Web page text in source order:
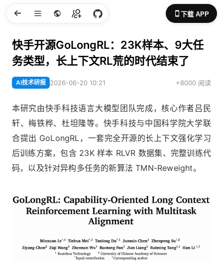
下载 APP
快手开源GoLongRL：23K样本、9大任
务类型，长上下文RL荒的时代结束了
AI技术研报 2026-06-20 10:21 +8000 阅读
本研究由快手科技语言大模型团队完成，核心作者吕民
轩、梅铁桦、杜坦隆等。快手科技与中国科学院大学联
合提出 GoLongRL，一套完全开源的长上下文强化学习
后训练方案，包含 23K 样本 RLVR 数据集、完整训练代
码，以及针对异构多任务的新算法 TMN-Reweight。